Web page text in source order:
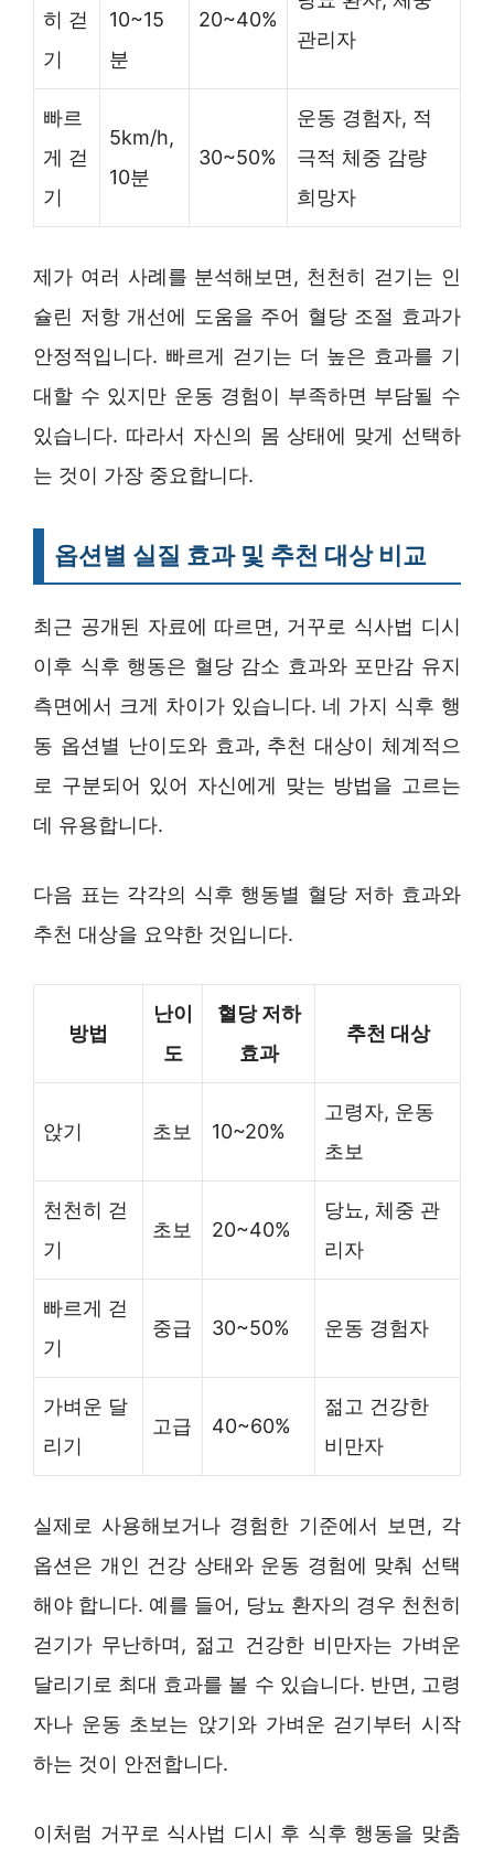
히 걷
기
10~15
분
20~40%
관리자
빠르
게 걷
기
5km/h,
10분
30~50%
운동 경험자, 적
극적 체중 감량
희망자
제가 여러 사례를 분석해보면, 천천히 걷기는 인
슐린 저항 개선에 도움을 주어 혈당 조절 효과가
안정적입니다. 빠르게 걷기는 더 높은 효과를 기
대할 수 있지만 운동 경험이 부족하면 부담될 수
있습니다. 따라서 자신의 몸 상태에 맞게 선택하
는 것이 가장 중요합니다.
옵션별 실질 효과 및 추천 대상 비교
최근 공개된 자료에 따르면, 거꾸로 식사법 디시
이후 식후 행동은 혈당 감소 효과와 포만감 유지
측면에서 크게 차이가 있습니다. 네 가지 식후 행
동 옵션별 난이도와 효과, 추천 대상이 체계적으
로 구분되어 있어 자신에게 맞는 방법을 고르는
데 유용합니다.
다음 표는 각각의 식후 행동별 혈당 저하 효과와
추천 대상을 요약한 것입니다.
방법
난이
도
혈당 저하
효과
추천 대상
앉기 초보 10~20%
고령자, 운동
초보
천천히 걷
기
초보 20~40%
당뇨, 체중 관
리자
빠르게 걷
기
중급 30~50% 운동 경험자
가벼운 달
리기
고급 40~60%
젊고 건강한
비만자
실제로 사용해보거나 경험한 기준에서 보면, 각
옵션은 개인 건강 상태와 운동 경험에 맞춰 선택
해야 합니다. 예를 들어, 당뇨 환자의 경우 천천히
걷기가 무난하며, 젊고 건강한 비만자는 가벼운
달리기로 최대 효과를 볼 수 있습니다. 반면, 고령
자나 운동 초보는 앉기와 가벼운 걷기부터 시작
하는 것이 안전합니다.
이처럼 거꾸로 식사법 디시 후 식후 행동을 맞춤